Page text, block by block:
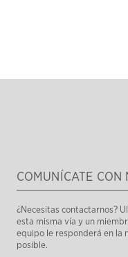
COMUNÍCATE CON
¿Necesitas contactarnos?
esta misma vía y un
equipo le responderá en la
posible.